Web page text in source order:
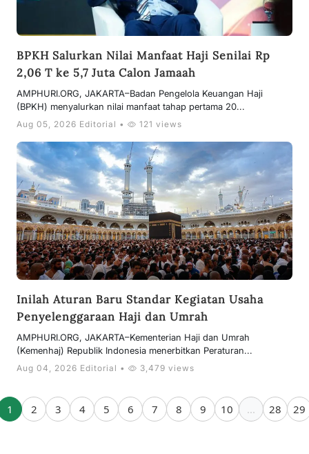
BPKH Salurkan Nilai Manfaat Haji Senilai Rp
2,06 T ke 5,7 Juta Calon Jamaah
AMPHURI.ORG, JAKARTA–Badan Pengelola Keuangan Haji
(BPKH) menyalurkan nilai manfaat tahap pertama 20...
Aug 05, 2026 Editorial • 121 views
Inilah Aturan Baru Standar Kegiatan Usaha
Penyelenggaraan Haji dan Umrah
AMPHURI.ORG, JAKARTA–Kementerian Haji dan Umrah
(Kemenhaj) Republik Indonesia menerbitkan Peraturan...
Aug 04, 2026 Editorial • 3,479 views
1 2 3 4 5 6 7 8 9 10 ... 28 29